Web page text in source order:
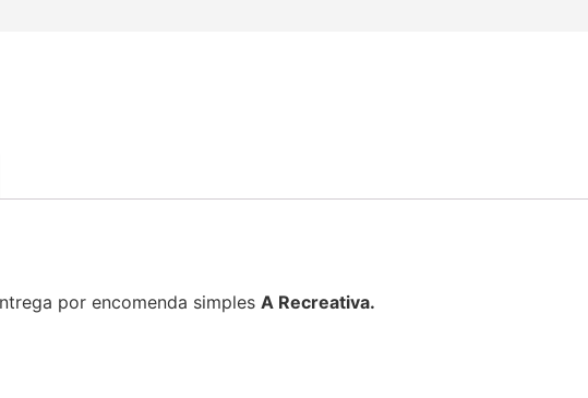
por encomenda simples A Recreativa.